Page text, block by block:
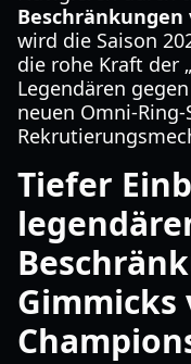
Beschränkungen
wird die Saison
die rohe Kraft der
Legendären
neuen Omni-
Tiefer
Gimmicks